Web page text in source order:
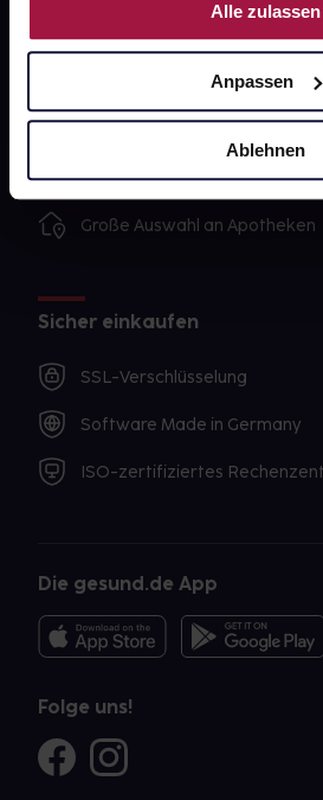
Alle zulassen
Anpassen
Ablehnen
Lieferung für sofort
Freie Wahl der Apotheke
Große Auswahl an Apotheken
Sicher einkaufen
SSL-Verschlüsselung
Software Made in Germany
ISO-zertifiziertes
Die gesund.de App
Folge uns!